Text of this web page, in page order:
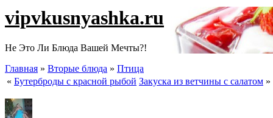
vipvkusnyashka.ru
Не Это Ли Блюда Вашей Мечты?!
Главная » Вторые блюда » Птица
« Бутерброды с красной рыбой Закуска из ветчины с салатом »